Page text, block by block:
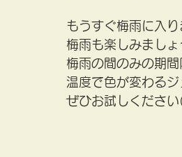
もうすぐ梅雨に入
梅雨も楽しみましょ
梅雨の間のみの期
温度で色が変わる
ぜひお試しくださ